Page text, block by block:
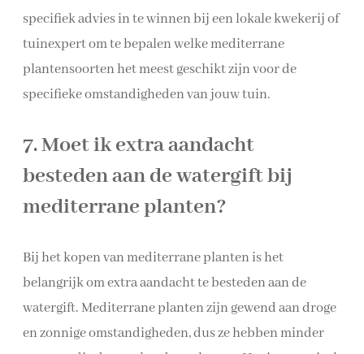
specifiek advies in te winnen bij een lokale kwekerij of
tuinexpert om te bepalen welke mediterrane
plantensoorten het meest geschikt zijn voor de
specifieke omstandigheden van jouw tuin.
7. Moet ik extra aandacht
besteden aan de watergift bij
mediterrane planten?
Bij het kopen van mediterrane planten is het
belangrijk om extra aandacht te besteden aan de
watergift. Mediterrane planten zijn gewend aan droge
en zonnige omstandigheden, dus ze hebben minder